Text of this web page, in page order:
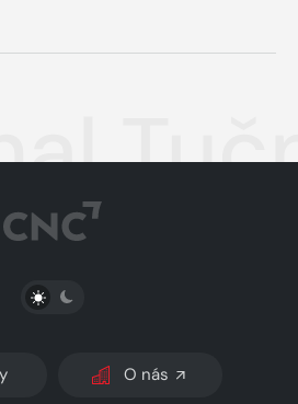
PŘEPNOUT SVĚTLÝ/TMAVÝ REŽIM
O nás